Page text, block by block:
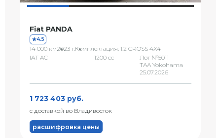
Fiat PANDA
4.5
14 000 км2023 г.Комплектация: 1.2 CROSS 4X4
IAT AC
1200 сс
Лот №5011
TAA Yokohama
25.07.2026
1 723 403 руб.
с доставкой во Владивосток
расшифровка цены